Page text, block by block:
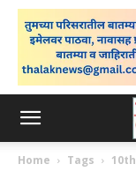
Home Tags